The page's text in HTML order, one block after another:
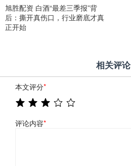
旭胜配资 白酒“最差三季报”背
后：撕开真伤口，行业磨底才真
正开始
相关评论
本文评分*
评论内容*